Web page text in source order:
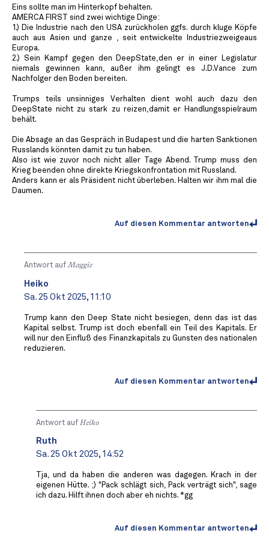
Eins sollte man im Hinterkopf behalten.
AMERCA FIRST sind zwei wichtige Dinge:
1.) Die Industrie nach den USA zurückholen ggfs. durch kluge Köpfe
auch aus Asien und ganze , seit entwickelte Industriezweigeaus
Europa.
2.) Sein Kampf gegen den DeepState,den er in einer Legislatur
niemals gewinnen kann, außer ihm gelingt es J.D.Vance zum
Nachfolger den Boden bereiten.
Trumps teils unsinniges Verhalten dient wohl auch dazu den
DeepState nicht zu stark zu reizen,damit er Handlungsspielraum
behält.
Die Absage an das Gespräch in Budapest und die harten Sanktionen
Russlands könnten damit zu tun haben.
Also ist wie zuvor noch nicht aller Tage Abend. Trump muss den
Krieg beenden ohne direkte Kriegskonfrontation mit Russland.
Anders kann er als Präsident nicht überleben. Halten wir ihm mal die
Daumen.
Auf diesen Kommentar antworten
Antwort aufMaggie
Heiko
Sa. 25 Okt 2025, 11:10
Trump kann den Deep State nicht besiegen, denn das ist das
Kapital selbst. Trump ist doch ebenfall ein Teil des Kapitals. Er
will nur den Einfluß des Finanzkapitals zu Gunsten des nationalen
reduzieren.
Auf diesen Kommentar antworten
Antwort auf Heiko
Ruth
Sa. 25 Okt 2025, 14:52
Tja, und da haben die anderen was dagegen. Krach in der
eigenen Hütte. ;) "Pack schlägt sich, Pack verträgt sich", sage
ich dazu. Hilft ihnen doch aber eh nichts. *gg
Auf diesen Kommentar antworten